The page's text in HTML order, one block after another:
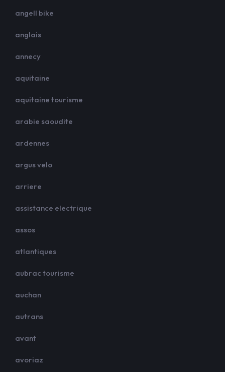
angell bike
anglais
annecy
aquitaine
aquitaine tourisme
arabie saoudite
ardennes
argus velo
arriere
assistance electrique
assos
atlantiques
aubrac tourisme
auchan
autrans
avant
avoriaz